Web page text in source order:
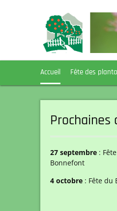
Accueil Fête des
Prochaines
27 septembre :
Bonnefont
4 octobre : Fête du